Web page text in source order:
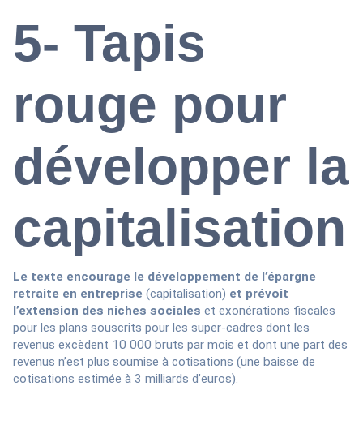
5- Tapis
rouge pour
développer la
capitalisation
Le texte encourage le développement de l’épargne
retraite en entreprise (capitalisation) et prévoit
l’extension des niches sociales et exonérations fiscales
pour les plans souscrits pour les super-cadres dont les
revenus excèdent 10 000 bruts par mois et dont une part des
revenus n’est plus soumise à cotisations (une baisse de
cotisations estimée à 3 milliards d’euros).